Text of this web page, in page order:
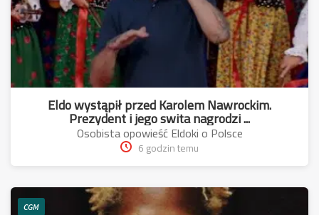
Eldo wystąpił przed Karolem Nawrockim.
Prezydent i jego swita nagrodzi ...
Osobista opowieść Eldoki o Polsce
6 godzin temu
CGM